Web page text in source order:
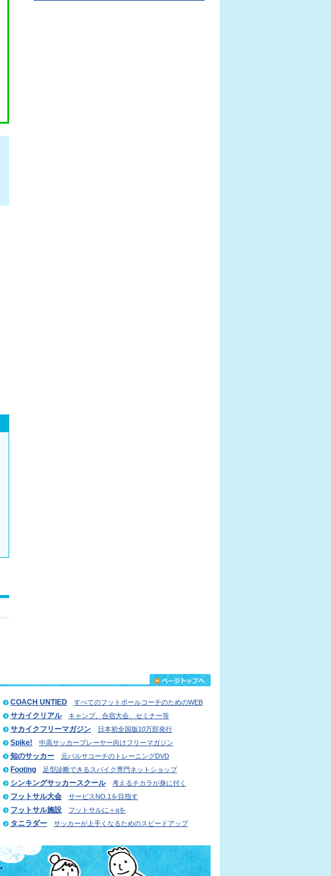
COACH UNTIED すべてのフットボールコーチのためのWEB
サカイクリアル キャンプ、合宿大会、セミナー等
サカイクフリーマガジン 日本初全国版10万部発行
Spike! 中高サッカープレーヤー向けフリーマガジン
知のサッカー 元バルサコーチのトレーニングDVD
Footing 足型診断できるスパイク専門ネットショップ
シンキングサッカースクール 考えるチカラが身に付く
フットサル大会 サービスNO.1を目指す
フットサル施設 フットサルに＋αを
タニラダー サッカーが上手くなるためのスピードアップ